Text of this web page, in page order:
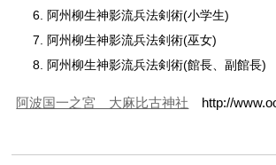
阿州柳生神影流兵法剣術(小学生)
阿州柳生神影流兵法剣術(巫女)
阿州柳生神影流兵法剣術(館長、副館長)
阿波国一之宮 大麻比古神社 http://